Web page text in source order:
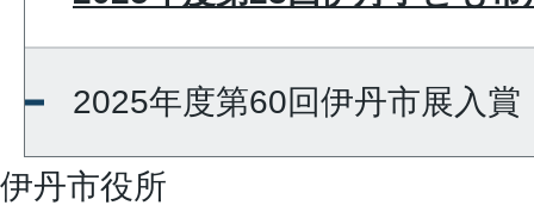
2025年度第60回伊丹市展入賞
伊丹市役所